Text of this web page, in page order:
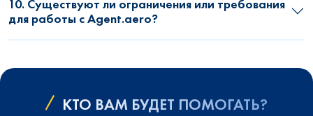
10. Существуют ли ограничения или требования
для работы с Agent.aero?
КТО ВАМ БУДЕТ ПОМОГАТЬ?